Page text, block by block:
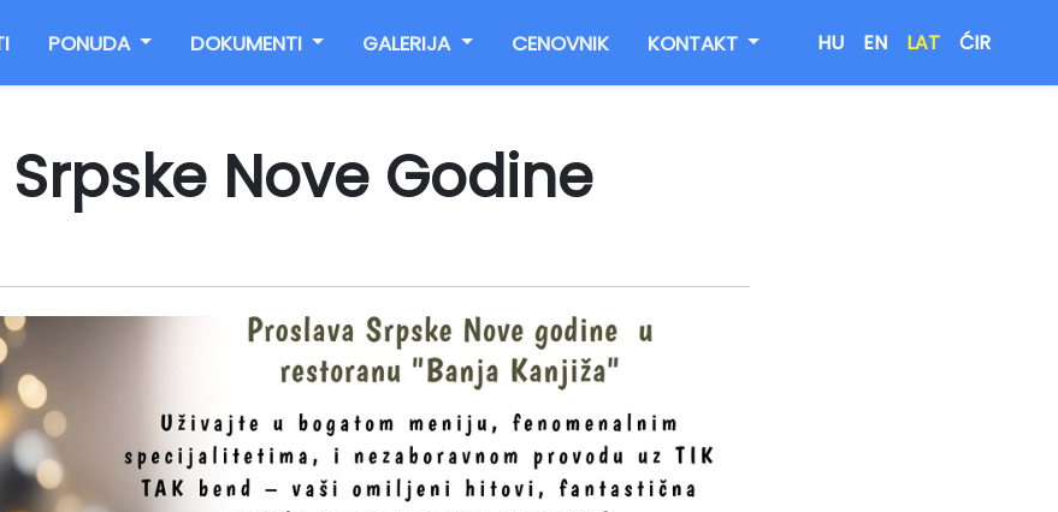
PONUDA DOKUMENTI GALERIJA CENOVNIK KONTAKT HU EN LAT ĆIR
Nove Godine